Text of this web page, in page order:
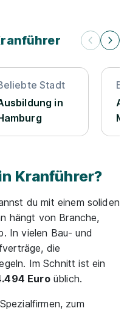
Stadt
in
Kranführer?
du mit einem soliden
hängt von Branche,
In vielen Bau- und
die
Im Schnitt ist ein
Euroüblich.
zum